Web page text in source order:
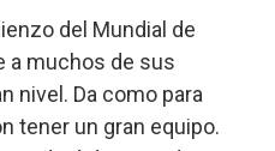
del Mundial de
a muchos de sus
nivel. Da como para
tener un gran equipo.